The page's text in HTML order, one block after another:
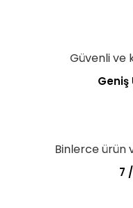
Güvenli ve
Geniş
Binlerce ürün
7